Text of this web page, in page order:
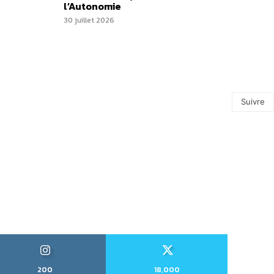
l’Autonomie
30 juillet 2026
Suivre
200
18,000